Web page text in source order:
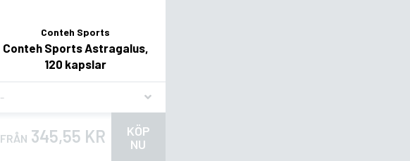
Conteh Sports
Conteh Sports Astragalus,
120 kapslar
FRÅN 345,55 KR
KÖP
NU